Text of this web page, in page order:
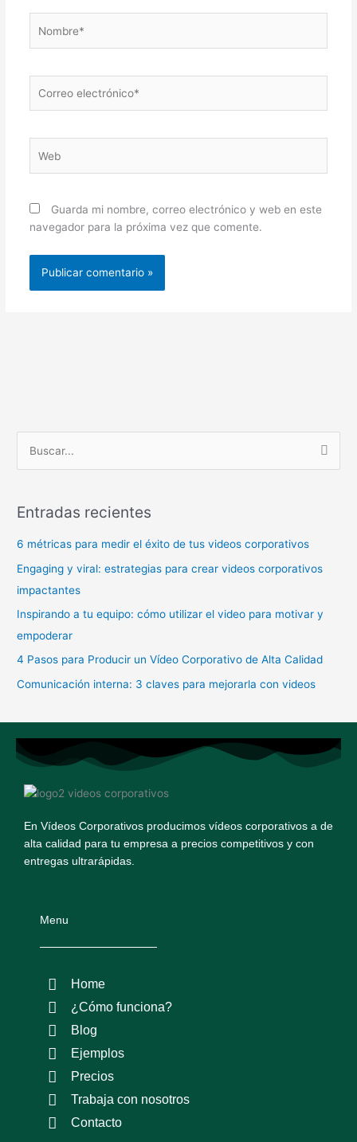
electrónico*
Guarda mi nombre, correo electrónico y web en este
navegador para la próxima vez que comente.
c
a
r
p
Entradas recientes
6 métricas para medir el éxito de tus videos corporativos
Engaging y viral: estrategias para crear videos corporativos
impactantes
Inspirando a tu equipo: cómo utilizar el video para motivar y
empoderar
4 Pasos para Producir un Vídeo Corporativo de Alta Calidad
Comunicación interna: 3 claves para mejorarla con videos
En Vídeos Corporativos producimos vídeos corporativos a de
alta calidad para tu empresa a precios competitivos y con
entregas ultrarápidas.
Menu
Home
¿Cómo funciona?
Blog
Ejemplos
Precios
Trabaja con nosotros
Contacto